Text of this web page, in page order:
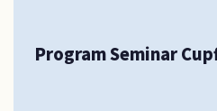
Program Seminar